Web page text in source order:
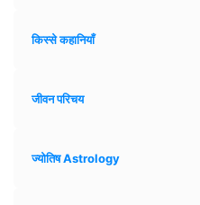
किस्से कहानियाँ
जीवन परिचय
ज्योतिष Astrology